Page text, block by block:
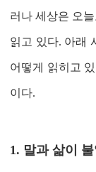
러나 세상은 오
읽고 있다. 아래
어떻게 읽히고
이다.
1. 말과 삶이